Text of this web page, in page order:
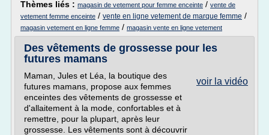
Thèmes liés : magasin de vetement pour femme enceinte / vente de
vetement femme enceinte / vente en ligne vetement de marque femme /
magasin vetement en ligne femme / magasin vente en ligne vetement
Des vêtements de grossesse pour les
futures mamans
voir la vidéo
Maman, Jules et Léa, la boutique des
futures mamans, propose aux femmes
enceintes des vêtements de grossesse et
d'allaitement à la mode, confortables et à
remettre, pour la plupart, après leur
grossesse. Les vêtements sont à découvrir